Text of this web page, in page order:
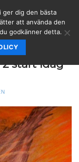
start idag
ger dig den bästa
att använda den
godkänner detta.